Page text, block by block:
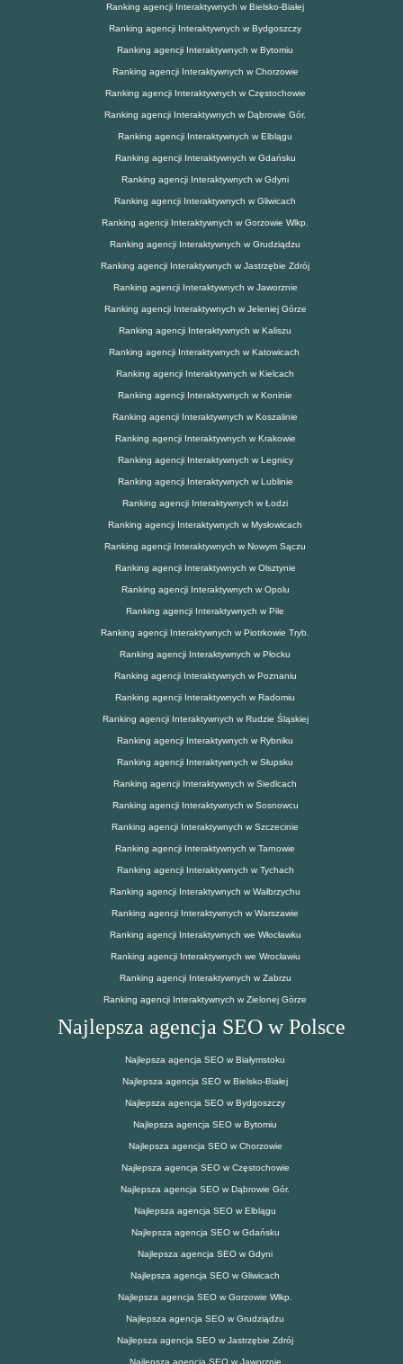
Ranking agencji Interaktywnych w Bielsko-Białej
Ranking agencji Interaktywnych w Bydgoszczy
Ranking agencji Interaktywnych w Bytomiu
Ranking agencji Interaktywnych w Chorzowie
Ranking agencji Interaktywnych w Częstochowie
Ranking agencji Interaktywnych w Dąbrowie Gór.
Ranking agencji Interaktywnych w Elblągu
Ranking agencji Interaktywnych w Gdańsku
Ranking agencji Interaktywnych w Gdyni
Ranking agencji Interaktywnych w Gliwicach
Ranking agencji Interaktywnych w Gorzowie Wlkp.
Ranking agencji Interaktywnych w Grudziądzu
Ranking agencji Interaktywnych w Jastrzębie Zdrój
Ranking agencji Interaktywnych w Jaworznie
Ranking agencji Interaktywnych w Jeleniej Górze
Ranking agencji Interaktywnych w Kaliszu
Ranking agencji Interaktywnych w Katowicach
Ranking agencji Interaktywnych w Kielcach
Ranking agencji Interaktywnych w Koninie
Ranking agencji Interaktywnych w Koszalinie
Ranking agencji Interaktywnych w Krakowie
Ranking agencji Interaktywnych w Legnicy
Ranking agencji Interaktywnych w Lublinie
Ranking agencji Interaktywnych w Łodzi
Ranking agencji Interaktywnych w Mysłowicach
Ranking agencji Interaktywnych w Nowym Sączu
Ranking agencji Interaktywnych w Olsztynie
Ranking agencji Interaktywnych w Opolu
Ranking agencji Interaktywnych w Pile
Ranking agencji Interaktywnych w Piotrkowie Tryb.
Ranking agencji Interaktywnych w Płocku
Ranking agencji Interaktywnych w Poznaniu
Ranking agencji Interaktywnych w Radomiu
Ranking agencji Interaktywnych w Rudzie Śląskiej
Ranking agencji Interaktywnych w Rybniku
Ranking agencji Interaktywnych w Słupsku
Ranking agencji Interaktywnych w Siedlcach
Ranking agencji Interaktywnych w Sosnowcu
Ranking agencji Interaktywnych w Szczecinie
Ranking agencji Interaktywnych w Tarnowie
Ranking agencji Interaktywnych w Tychach
Ranking agencji Interaktywnych w Wałbrzychu
Ranking agencji Interaktywnych w Warszawie
Ranking agencji Interaktywnych we Włocławku
Ranking agencji Interaktywnych we Wrocławiu
Ranking agencji Interaktywnych w Zabrzu
Ranking agencji Interaktywnych w Zielonej Górze
Najlepsza agencja SEO w Polsce
Najlepsza agencja SEO w Białymstoku
Najlepsza agencja SEO w Bielsko-Białej
Najlepsza agencja SEO w Bydgoszczy
Najlepsza agencja SEO w Bytomiu
Najlepsza agencja SEO w Chorzowie
Najlepsza agencja SEO w Częstochowie
Najlepsza agencja SEO w Dąbrowie Gór.
Najlepsza agencja SEO w Elblągu
Najlepsza agencja SEO w Gdańsku
Najlepsza agencja SEO w Gdyni
Najlepsza agencja SEO w Gliwicach
Najlepsza agencja SEO w Gorzowie Wlkp.
Najlepsza agencja SEO w Grudziądzu
Najlepsza agencja SEO w Jastrzębie Zdrój
Najlepsza agencja SEO w Jaworznie